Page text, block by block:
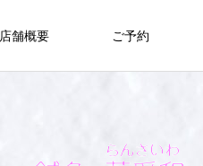
店舗概要 ご予約